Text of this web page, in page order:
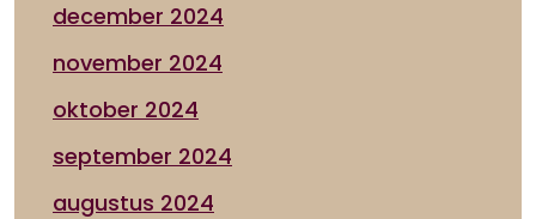
december 2024
november 2024
oktober 2024
september 2024
augustus 2024